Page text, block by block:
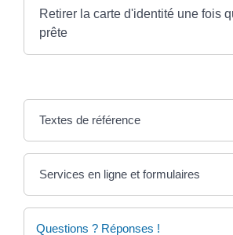
Retirer la carte d'identité une fois
prête
Textes de référence
Services en ligne et formulaires
Questions ? Réponses !